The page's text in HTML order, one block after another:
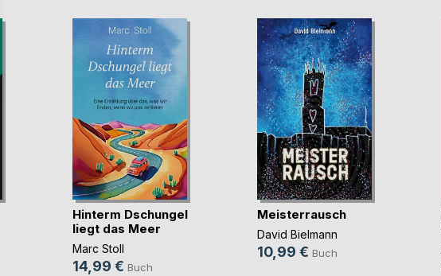
Hinterm Dschungel
liegt das Meer
Marc Stoll
14,99 € Buch
Meisterrausch
David Bielmann
10,99 € Buch